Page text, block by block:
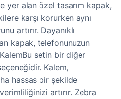
yer alan özel tasarım kapak,
karşı korurken aynı
artırır. Dayanıklı
kapak, telefonunuzun
setin bir diğer
Kalem,
hassas bir şekilde
artırır. Zebra